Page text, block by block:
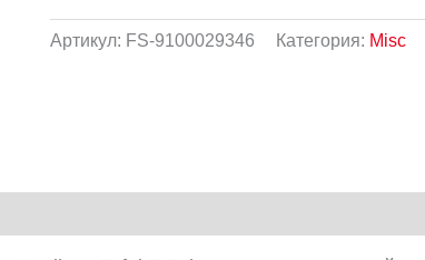
Артикул: FS-9100029346 Категория: Misc